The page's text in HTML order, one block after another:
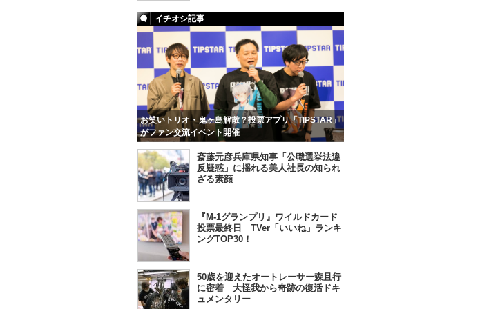
イチオシ記事
お笑いトリオ・鬼ヶ島解散？投票アプリ「TIPSTAR」
がファン交流イベント開催
斎藤元彦兵庫県知事「公職選挙法違
反疑惑」に揺れる美人社長の知られ
ざる素顔
『M-1グランプリ』ワイルドカード
投票最終日 TVer「いいね」ランキ
ングTOP30！
50歳を迎えたオートレーサー森且行
に密着 大怪我から奇跡の復活ドキ
ュメンタリー